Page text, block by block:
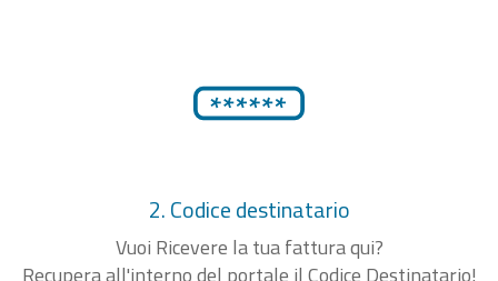
2. Codice destinatario
Vuoi Ricevere la tua fattura qui?
Recupera all'interno del portale il Codice Destinatario!